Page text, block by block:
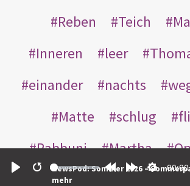
Restart
00:00
NewsPod: Sommer 2026 –
mehr
Reben
Teich
Inneren
leer
einander
nachts
Matte
schlug
Rabbuni
Martha
gewaschen